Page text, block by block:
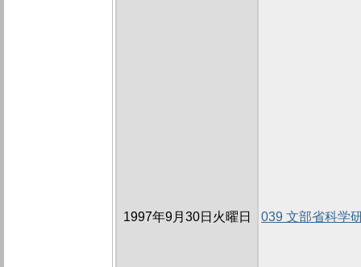
1997年9月30日火曜日 039 文部省科学